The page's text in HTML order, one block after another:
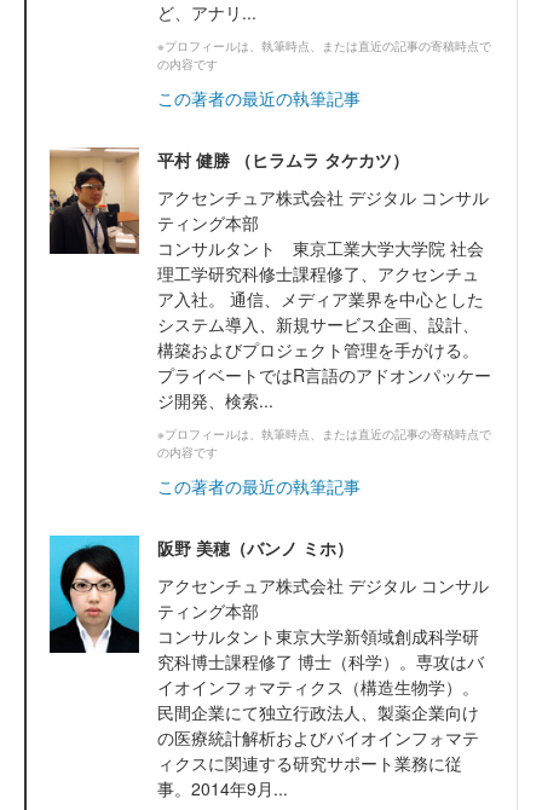
ど、アナリ...
※プロフィールは、執筆時点、または直近の記事の寄稿時点で
の内容です
この著者の最近の執筆記事
平村 健勝 （ヒラムラ タケカツ）
アクセンチュア株式会社 デジタル コンサル
ティング本部
コンサルタント 東京工業大学大学院 社会
理工学研究科修士課程修了、アクセンチュ
ア入社。 通信、メディア業界を中心とした
システム導入、新規サービス企画、設計、
構築およびプロジェクト管理を手がける。
プライベートではR言語のアドオンパッケー
ジ開発、検索...
※プロフィールは、執筆時点、または直近の記事の寄稿時点で
の内容です
この著者の最近の執筆記事
阪野 美穂（バンノ ミホ）
アクセンチュア株式会社 デジタル コンサル
ティング本部
コンサルタント東京大学新領域創成科学研
究科博士課程修了 博士（科学）。専攻はバ
イオインフォマティクス（構造生物学）。
民間企業にて独立行政法人、製薬企業向け
の医療統計解析およびバイオインフォマテ
ィクスに関連する研究サポート業務に従
事。2014年9月...